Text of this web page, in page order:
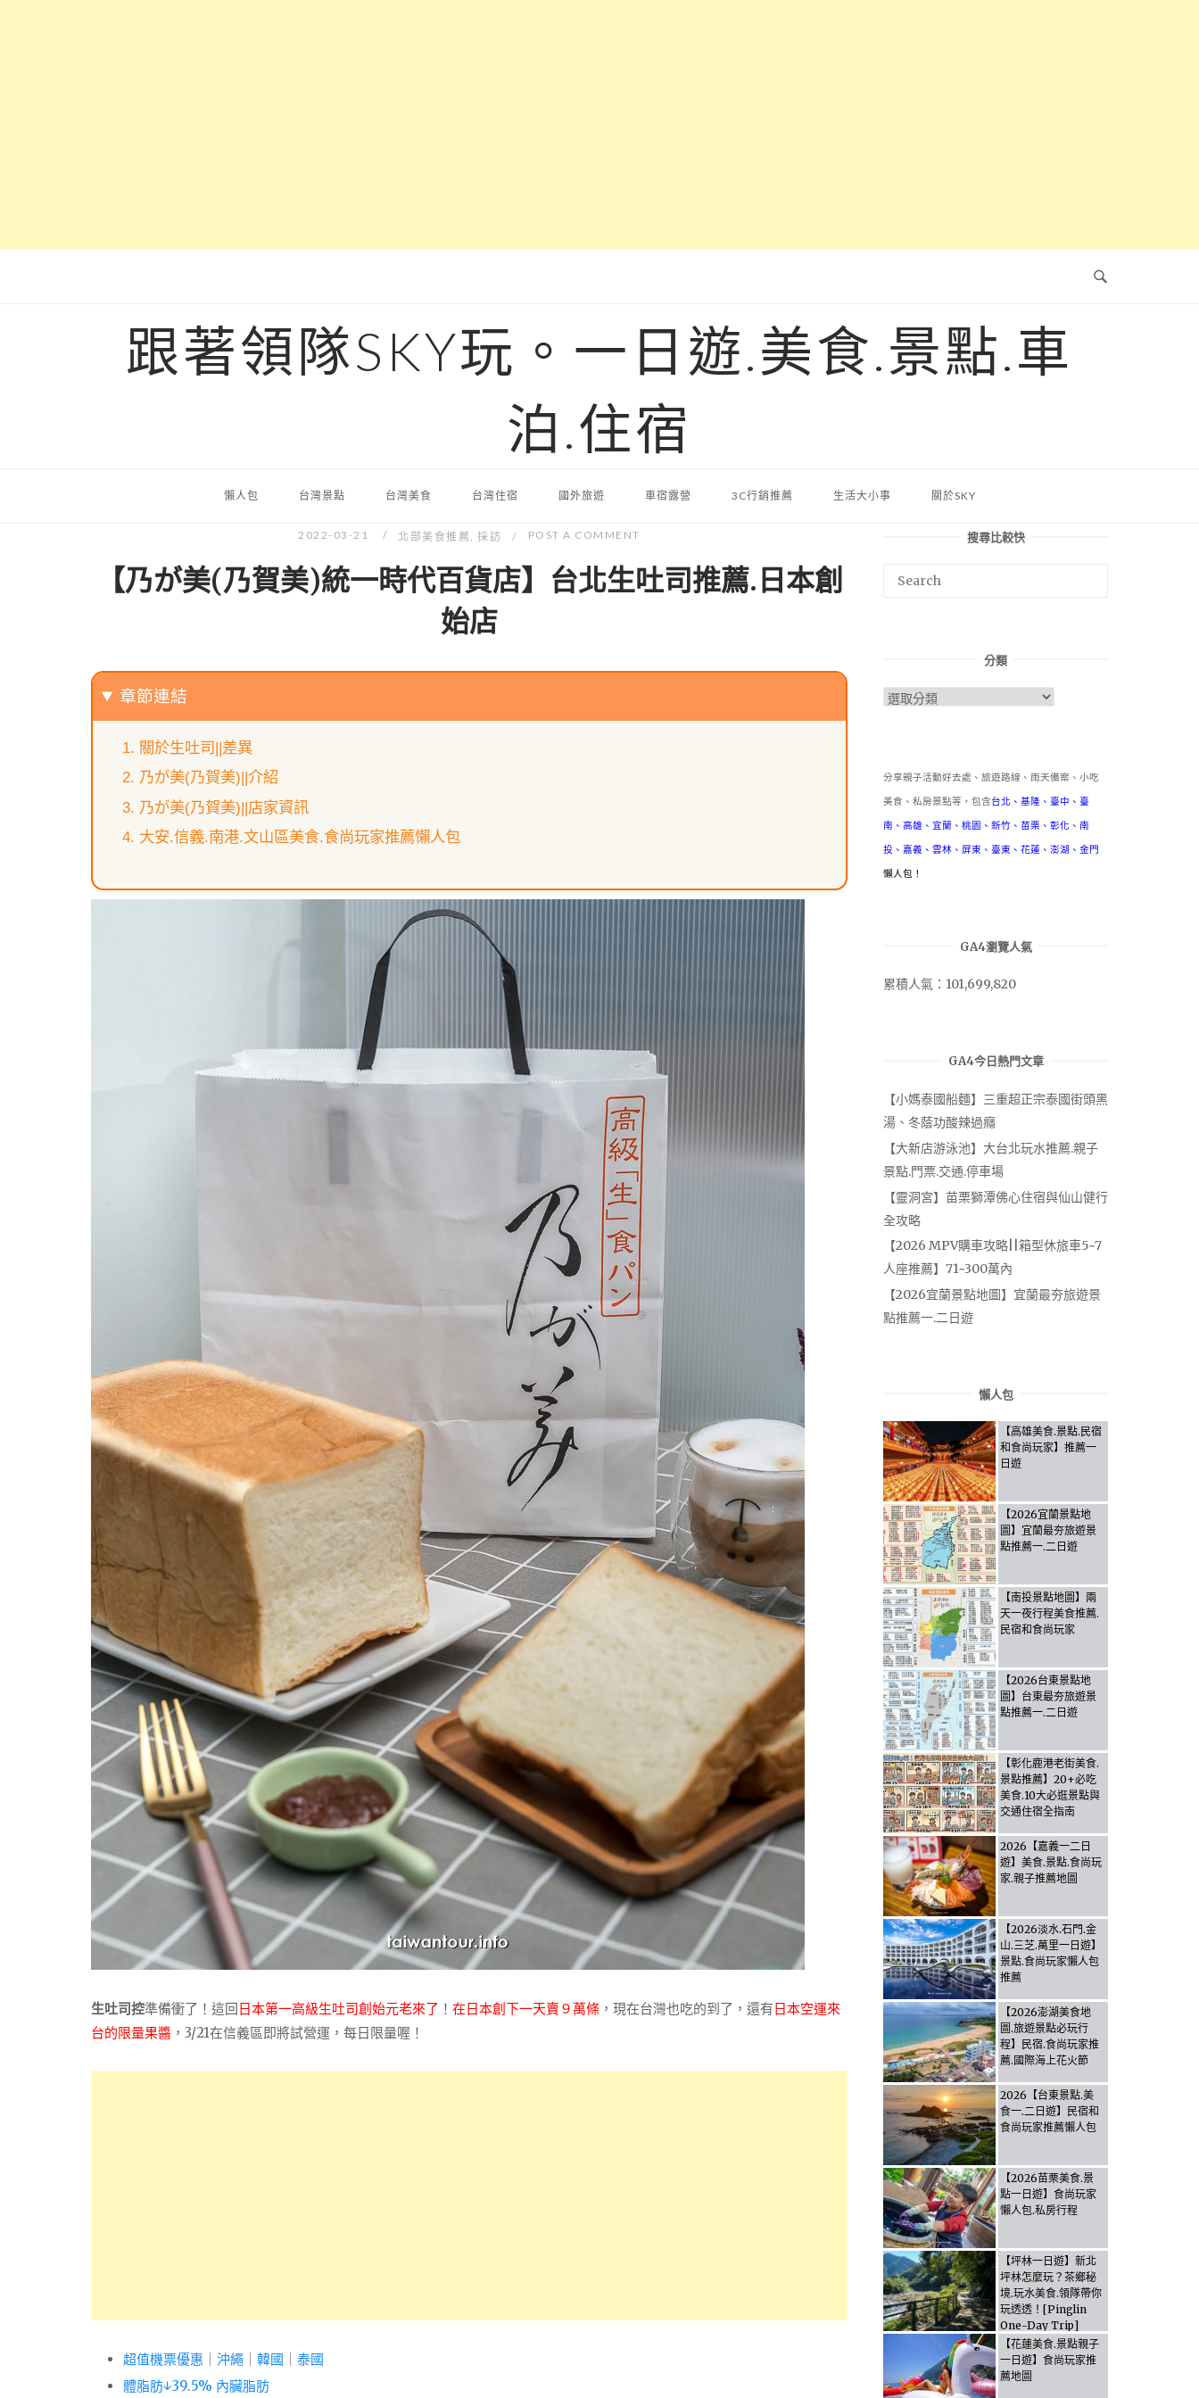
跟著領隊SKY玩。一日遊.美食.景點.車
泊.住宿
懶人包 台灣景點 台灣美食 台灣住宿 國外旅遊 車宿露營 3C行銷推薦 生活大小事 關於SKY
2022-03-21 北部美食推薦 ,採訪 POST A COMMENT
【乃が美(乃賀美)統一時代百貨店】台北生吐司推薦.日本創
始店
章節連結
關於生吐司||差異
乃が美(乃賀美)||介紹
乃が美(乃賀美)||店家資訊
大安.信義.南港.文山區美食.食尚玩家推薦懶人包
生吐司控準備衝了！這回日本第一高級生吐司創始元老來了 ！ 在日本創下一天賣９萬條 ，現在台灣也吃的到了，還有日本空運來
台的限量果醬 ，3/21在信義區即將試營運，每日限量喔！
超值機票優惠 沖繩 韓國
泰國
體脂肪↓39.5% 內臟脂肪
搜尋比較快
分類
分
分享親子活動好去處、旅遊路線、雨天備案、小吃
美食、私房景點等，包含台北 、 基隆 、 臺中 、 臺
南 、 高雄 、 宜蘭 、 桃園 、 新竹 、 苗栗 、 彰化 、 南
投 、 嘉義 、 雲林 、 屏東 、 臺東 、 花蓮 、 澎湖 、 金門
懶人包！
GA4瀏覽人氣
累積人氣：101,699,820
GA4今日熱門文章
【小媽泰國船麵】三重超正宗泰國街頭黑
湯、冬蔭功酸辣過癮
【大新店游泳池】大台北玩水推薦.親子
景點.門票.交通.停車場
【靈洞宮】苗栗獅潭佛心住宿與仙山健行
全攻略
【2026 MPV購車攻略||箱型休旅車5~7
人座推薦】71~300萬內
【2026宜蘭景點地圖】宜蘭最夯旅遊景
點推薦一.二日遊
懶人包
【高雄美食.景點.民宿
和食尚玩家】推薦一
日遊
【2026宜蘭景點地
圖】宜蘭最夯旅遊景
點推薦一.二日遊
【南投景點地圖】兩
天一夜行程美食推薦.
民宿和食尚玩家
【2026台東景點地
圖】台東最夯旅遊景
點推薦一.二日遊
【彰化鹿港老街美食.
景點推薦】20+必吃
美食.10大必逛景點與
交通住宿全指南
2026【嘉義一二日
遊】美食.景點.食尚玩
家.親子推薦地圖
【2026淡水.石門.金
山.三芝.萬里一日遊】
景點.食尚玩家懶人包
推薦
【2026澎湖美食地
圖.旅遊景點必玩行
程】民宿.食尚玩家推
薦.國際海上花火節
2026【台東景點.美
食一.二日遊】民宿和
食尚玩家推薦懶人包
【2026苗栗美食.景
點一日遊】食尚玩家
懶人包.私房行程
【坪林一日遊】新北
坪林怎麼玩？茶鄉秘
境.玩水美食.領隊帶你
玩透透！[Pinglin
One-Day Trip]
How to explore
Pinglin, New
Taipei? Tea Village
【花蓮美食.景點親子
一日遊】食尚玩家推
薦地圖